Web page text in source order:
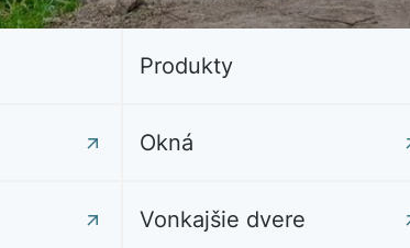
Produkty
Okná
Vonkajšie dvere